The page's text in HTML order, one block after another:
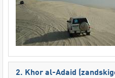
2. Khor al-Adaid